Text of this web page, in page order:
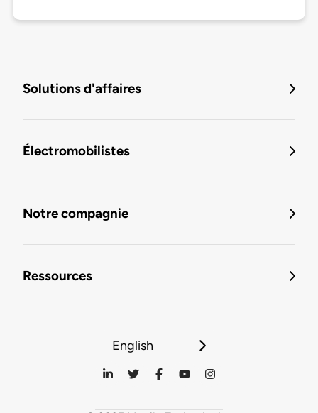
Solutions d'affaires
Électromobilistes
Notre compagnie
Ressources
English